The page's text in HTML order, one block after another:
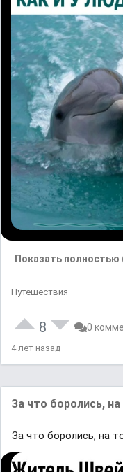
Показать полностью
Путешествия
8 0
4 лет назад
За что боролись,
За что боролись, на